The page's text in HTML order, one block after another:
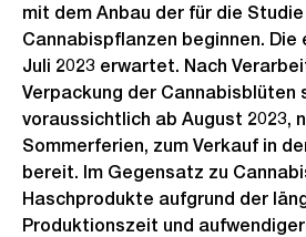
mit dem Anbau der für die
Cannabispflanzen beginnen.
Juli 2023 erwartet. Nach
Verpackung der Cannabisblüten
voraussichtlich ab August 2023,
Sommerferien, zum Verkauf in
bereit. Im Gegensatz zu
Haschprodukte aufgrund der
Produktionszeit und